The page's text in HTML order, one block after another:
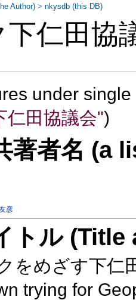
下仁田協
under
仁田協議会")
著者名 (a
彦
トル
をめざす下仁
trying for
Author) >nkysdb (this DB)